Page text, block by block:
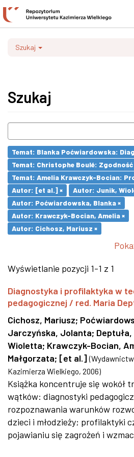
Szukaj
Szukaj
Temat: Blanka Poćwiardowska:
Temat: Christophe Boulé:
Temat: Amelia Krawczyk-Bocian:
Autor: [et al.] ×
Autor: Junik,
Autor: Poćwiardowska, Blanka ×
Autor: Krawczyk-Bocian, Amelia ×
Autor: Cichosz, Mariusz ×
Wyświetlanie pozycji 1-1 z 1
Diagnostyka i profilaktyka w
pedagogicznej / red. Maria
Cichosz, Mariusz;
Jarczyńska, Jolanta; Deptuła,
Wioletta; Krawczyk-Bocian,
Małgorzata; [et al.] (
Kazimierza Wielkiego, 2006)
Książka koncentruje się wokół
wątków: diagnostyki
rozpoznawania warunków
dzieci i młodzieży; profilaktyki
pojawianiu się zagrożeń i